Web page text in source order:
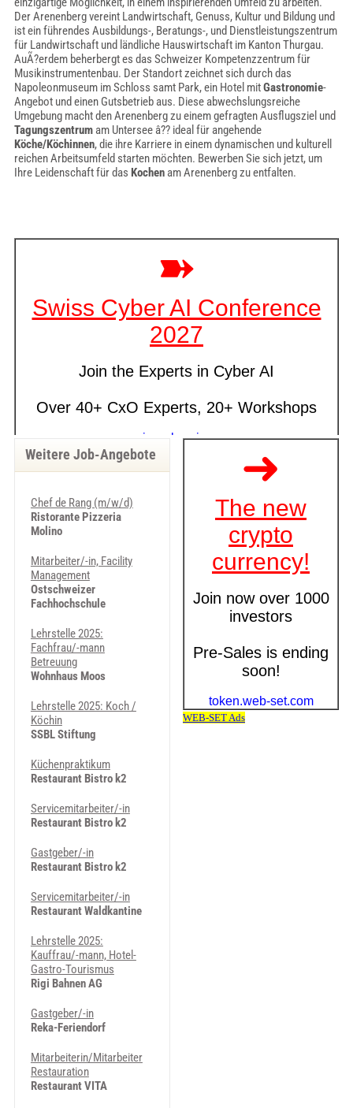
Der Arenenberg vereint Landwirtschaft, Genuss, Kultur und Bildung und
ist ein führendes Ausbildungs-, Beratungs-, und Dienstleistungszentrum
für Landwirtschaft und ländliche Hauswirtschaft im Kanton Thurgau.
AuÃ?erdem beherbergt es das Schweizer Kompetenzzentrum für
Musikinstrumentenbau. Der Standort zeichnet sich durch das
Napoleonmuseum im Schloss samt Park, ein Hotel mitGastronomie-
Angebot und einen Gutsbetrieb aus. Diese abwechslungsreiche
Umgebung macht den Arenenberg zu einem gefragten Ausflugsziel und
Tagungszentrumam Untersee â?? ideal für angehende
Köche/Köchinnen, die ihre Karriere in einem dynamischen und kulturell
reichen Arbeitsumfeld starten möchten. Bewerben Sie sich jetzt, um
Ihre Leidenschaft für das Kochenam Arenenberg zu entfalten.
Weitere Job-Angebote
Chef de Rang (m/w/d)
Ristorante Pizzeria
Molino
Mitarbeiter/-in, Facility
Management
Ostschweizer
Fachhochschule
Lehrstelle 2025:
Fachfrau/-mann
Betreuung
Wohnhaus Moos
Lehrstelle 2025: Koch /
Köchin
SSBL Stiftung
Küchenpraktikum
Restaurant Bistro k2
Servicemitarbeiter/-in
Restaurant Bistro k2
Gastgeber/-in
Restaurant Bistro k2
Servicemitarbeiter/-in
Restaurant Waldkantine
Lehrstelle 2025:
Kauffrau/-mann, Hotel-
Gastro-Tourismus
Rigi Bahnen AG
Gastgeber/-in
Reka-Feriendorf
Mitarbeiterin/Mitarbeiter
Restauration
Restaurant VITA